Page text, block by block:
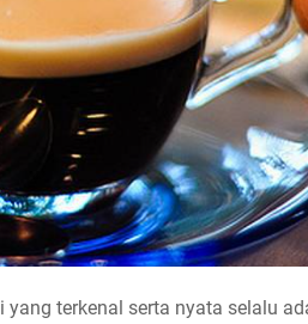
terkenal serta nyata selalu